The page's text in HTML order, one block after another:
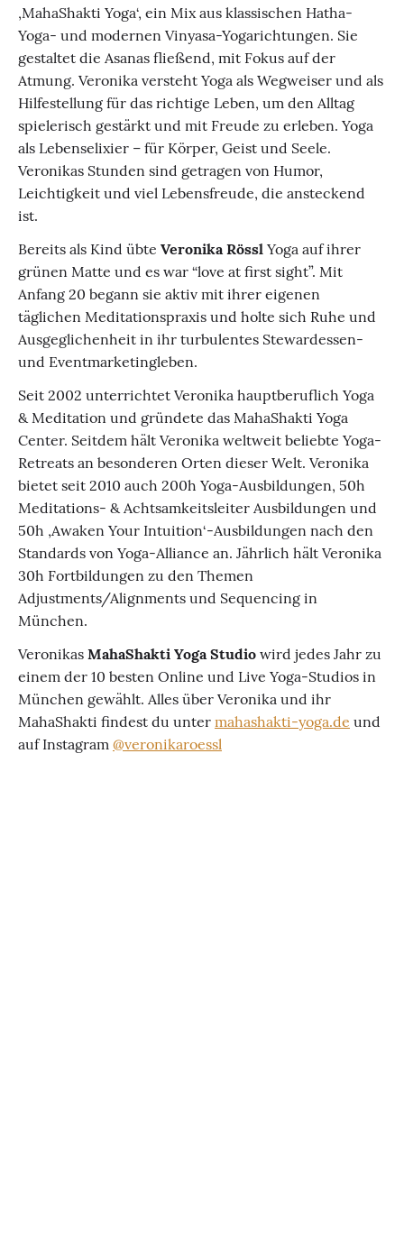
‚MahaShakti Yoga‘, ein Mix aus klassischen Hatha-
Yoga- und modernen Vinyasa-Yogarichtungen. Sie
gestaltet die Asanas fließend, mit Fokus auf der
Atmung. Veronika versteht Yoga als Wegweiser und als
Hilfestellung für das richtige Leben, um den Alltag
spielerisch gestärkt und mit Freude zu erleben. Yoga
als Lebenselixier – für Körper, Geist und Seele.
Veronikas Stunden sind getragen von Humor,
Leichtigkeit und viel Lebensfreude, die ansteckend
ist.
Bereits als Kind übte Veronika Rössl Yoga auf ihrer
grünen Matte und es war “love at first sight”. Mit
Anfang 20 begann sie aktiv mit ihrer eigenen
täglichen Meditationspraxis und holte sich Ruhe und
Ausgeglichenheit in ihr turbulentes Stewardessen-
und Eventmarketingleben.
Seit 2002 unterrichtet Veronika hauptberuflich Yoga
& Meditation und gründete das MahaShakti Yoga
Center. Seitdem hält Veronika weltweit beliebte Yoga-
Retreats an besonderen Orten dieser Welt. Veronika
bietet seit 2010 auch 200h Yoga-Ausbildungen, 50h
Meditations- & Achtsamkeitsleiter Ausbildungen und
50h ‚Awaken Your Intuition‘-Ausbildungen nach den
Standards von Yoga-Alliance an. Jährlich hält Veronika
30h Fortbildungen zu den Themen
Adjustments/Alignments und Sequencing in
München.
Veronikas MahaShakti Yoga Studio wird jedes Jahr zu
einem der 10 besten Online und Live Yoga-Studios in
München gewählt. Alles über Veronika und ihr
MahaShakti findest du unter mahashakti-yoga.de und
auf Instagram @veronikaroessl